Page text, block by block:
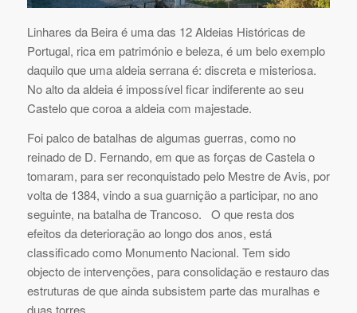
Linhares da Beira é uma das 12 Aldeias Históricas de
Portugal, rica em património e beleza, é um belo exemplo
daquilo que uma aldeia serrana é: discreta e misteriosa.
No alto da aldeia é impossível ficar indiferente ao seu
Castelo que coroa a aldeia com majestade.
Foi palco de batalhas de algumas guerras, como no
reinado de D. Fernando, em que as forças de Castela o
tomaram, para ser reconquistado pelo Mestre de Avis, por
volta de 1384, vindo a sua guarnição a participar, no ano
seguinte, na batalha de Trancoso. O que resta dos
efeitos da deterioração ao longo dos anos, está
classificado como Monumento Nacional. Tem sido
objecto de intervenções, para consolidação e restauro das
estruturas de que ainda subsistem parte das muralhas e
duas torres.